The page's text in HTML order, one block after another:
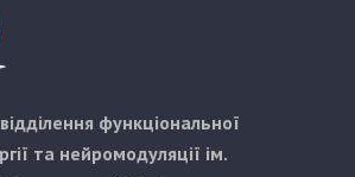
функціональної
та нейромодуляції ім.